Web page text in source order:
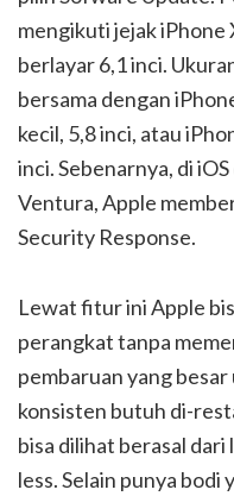
mengikuti jejak iPhone
berlayar 6,1 inci.
bersama dengan
kecil, 5,8 inci, atau
inci. Sebenarnya, di
Ventura, Apple
Security Response.
Lewat fitur ini Apple
perangkat tanpa
pembaruan yang
konsisten butuh di-
bisa dilihat berasal dari
less. Selain punya bodi